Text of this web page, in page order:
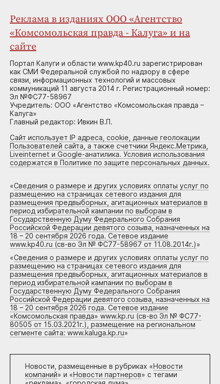
Реклама в изданиях ООО «Агентство
«Комсомольская правда - Калуга» и на
сайте
Портал Калуги и области www.kp40.ru зарегистрирован
как СМИ Федеральной службой по надзору в сфере
связи, информационных технологий и массовых
коммуникаций 11 августа 2014 г. Регистрационный номер:
Эл №ФС77-58967
Учредитель: ООО «Агентство «Комсомольская правда –
Калуга»
Главный редактор: Ивкин В.П.
Сайт использует IP адреса, cookie, данные геолокации
Пользователей сайта, а также счетчики Яндекс.Метрика,
Liveinternet и Google-анатилика. Условия использования
содержатся в Политике по защите персональных данных.
«Сведения о размере и других условиях оплаты услуг по
размещению на страницах сетевого издания для
размещения предвыборных, агитационных материалов в
период избирательной кампании по выборам в
Государственную Думу Федерального Собрания
Российской Федерации девятого созыва, назначенных на
18 – 20 сентября 2026 года. Сетевое издание
www.kp40.ru (св-во Эл № ФС77-58967 от 11.08.2014г.)»
«Сведения о размере и других условиях оплаты услуг по
размещению на страницах сетевого издания для
размещения предвыборных, агитационных материалов в
период избирательной кампании по выборам в
Государственную Думу Федерального Собрания
Российской Федерации девятого созыва, назначенных на
18 – 20 сентября 2026 года. Сетевое издание
«Комсомольская правда» www.kp.ru (св-во Эл № ФС77-
80505 от 15.03.2021г.), размещение на региональном
сегменте сайта: www.kaluga.kp.ru»
Новости, размещенные в рубриках «Новости
компаний» и «Новости партнеров» с тегами